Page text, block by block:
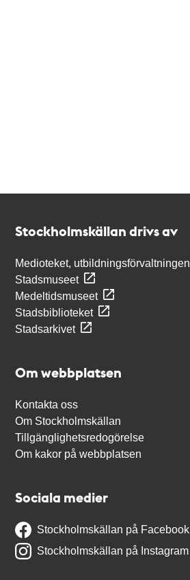
Stockholmskällan drivs av
Medioteket, utbildningsförvaltningen
Stadsmuseet
Medeltidsmuseet
Stadsbiblioteket
Stadsarkivet
Om webbplatsen
Kontakta oss
Om Stockholmskällan
Tillgänglighetsredogörelse
Om kakor på webbplatsen
Sociala medier
Stockholmskällan på Facebook
Stockholmskällan på Instagram